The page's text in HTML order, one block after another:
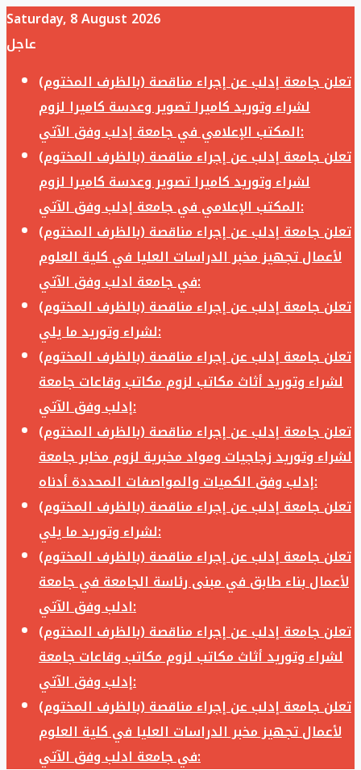
Saturday, 8 August 2026
عاجل
تعلن جامعة إدلب عن إجراء مناقصة (بالظرف المختوم)
لشراء وتوريد كاميرا تصوير وعدسة كاميرا لزوم
المكتب الإعلامي في جامعة إدلب وفق الآتي:
تعلن جامعة إدلب عن إجراء مناقصة (بالظرف المختوم)
لشراء وتوريد كاميرا تصوير وعدسة كاميرا لزوم
المكتب الإعلامي في جامعة إدلب وفق الآتي:
تعلن جامعة إدلب عن إجراء مناقصة (بالظرف المختوم)
لأعمال تجهيز مخبر الدراسات العليا في كلية العلوم
في جامعة ادلب وفق الآتي:
تعلن جامعة إدلب عن إجراء مناقصة (بالظرف المختوم)
لشراء وتوريد ما يلي:
تعلن جامعة إدلب عن إجراء مناقصة (بالظرف المختوم)
لشراء وتوريد أثاث مكاتب لزوم مكاتب وقاعات جامعة
إدلب وفق الآتي:
تعلن جامعة إدلب عن إجراء مناقصة (بالظرف المختوم)
لشراء وتوريد زجاجيات ومواد مخبرية لزوم مخابر جامعة
إدلب وفق الكميات والمواصفات المحددة أدناه:
تعلن جامعة إدلب عن إجراء مناقصة (بالظرف المختوم)
لشراء وتوريد ما يلي:
تعلن جامعة إدلب عن إجراء مناقصة (بالظرف المختوم)
لأعمال بناء طابق في مبنى رئاسة الجامعة في جامعة
ادلب وفق الآتي:
تعلن جامعة إدلب عن إجراء مناقصة (بالظرف المختوم)
لشراء وتوريد أثاث مكاتب لزوم مكاتب وقاعات جامعة
إدلب وفق الآتي:
تعلن جامعة إدلب عن إجراء مناقصة (بالظرف المختوم)
لأعمال تجهيز مخبر الدراسات العليا في كلية العلوم
في جامعة ادلب وفق الآتي: